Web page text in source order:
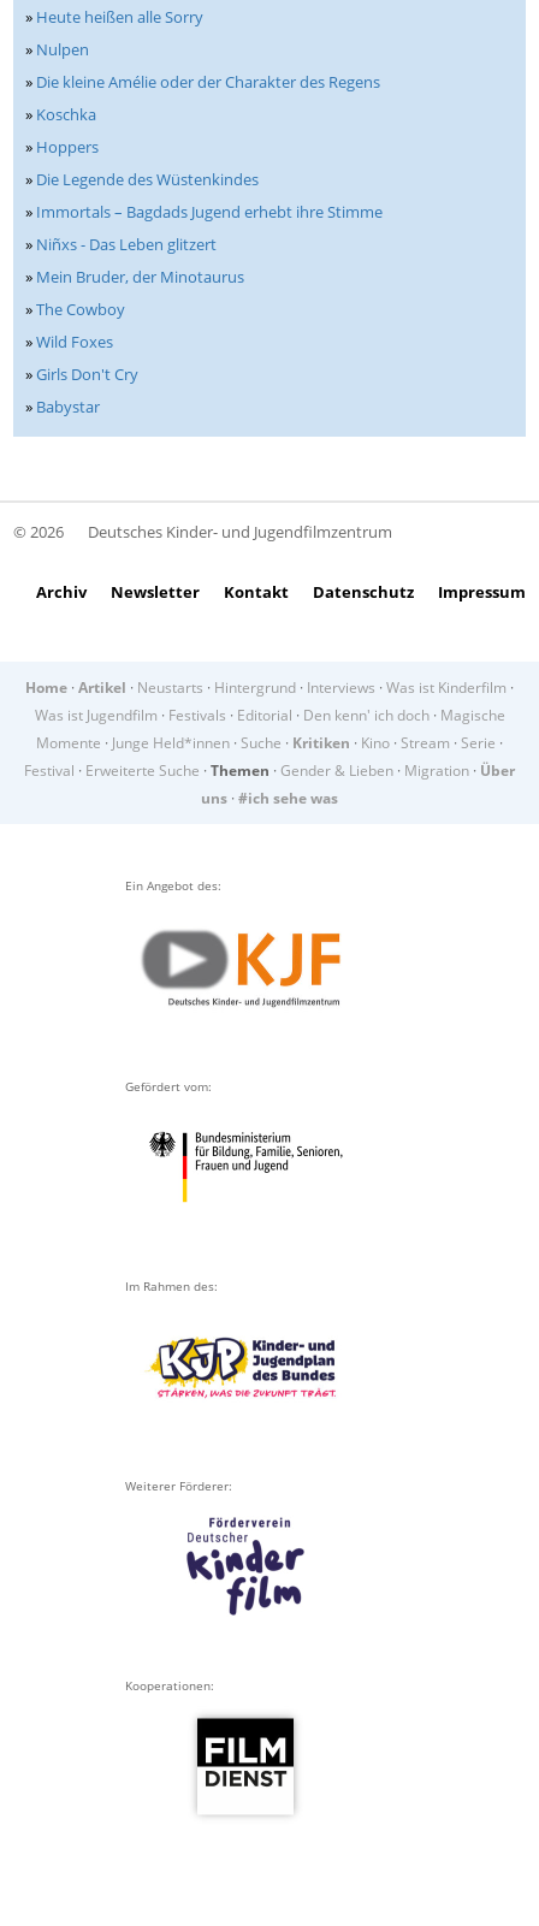
» Heute heißen alle Sorry
» Nulpen
» Die kleine Amélie oder der Charakter des Regens
» Koschka
» Hoppers
» Die Legende des Wüstenkindes
» Immortals – Bagdads Jugend erhebt ihre Stimme
» Niñxs - Das Leben glitzert
» Mein Bruder, der Minotaurus
»The Cowboy
»Wild Foxes
»Girls Don't Cry
» Babystar
© 2026 Deutsches Kinder- und Jugendfilmzentrum
Archiv Newsletter Kontakt Datenschutz Impressum
Home · Artikel · Neustarts · Hintergrund · Interviews · Was ist Kinderfilm ·
Was ist Jugendfilm · Festivals · Editorial · Den kenn' ich doch· Magische
Momente · Junge Held*innen · Suche · Kritiken · Kino · Stream · Serie ·
Festival · Erweiterte Suche · Themen · Gender & Lieben · Migration · Über
uns · #ich sehe was
Ein Angebot des:
Gefördert vom:
Im Rahmen des:
Weiterer Förderer:
Kooperationen: